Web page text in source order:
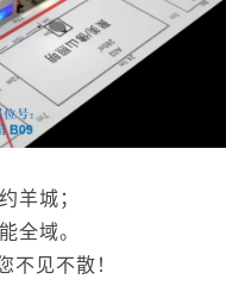
羊城；
全域。
不见不散！